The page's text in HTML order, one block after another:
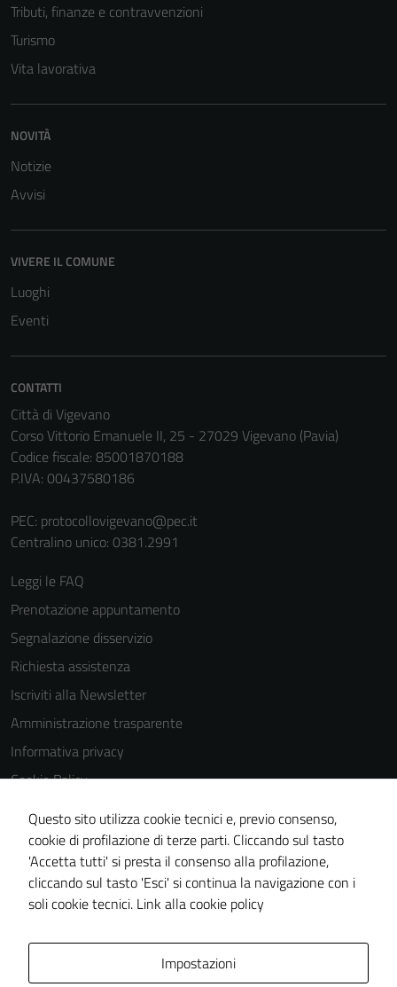
Tributi, finanze e contravvenzioni
Turismo
Vita lavorativa
NOVITÀ
Notizie
Avvisi
VIVERE IL COMUNE
Luoghi
Eventi
CONTATTI
Città di Vigevano
Corso Vittorio Emanuele II, 25 - 27029 Vigevano (Pavia)
Codice fiscale: 85001870188
P.IVA: 00437580186
PEC: protocollovigevano@pec.it
Centralino unico: 0381.2991
Leggi le FAQ
Prenotazione appuntamento
Segnalazione disservizio
Richiesta assistenza
Iscriviti alla Newsletter
Amministrazione trasparente
Informativa privacy
Cookie Policy
Media policy
Note legali
Dichiarazione di accessibilità
Piano di miglioramento del sito
Questo sito utilizza cookie tecnici e, previo consenso,
cookie di profilazione di terze parti. Cliccando sul tasto
'Accetta tutti' si presta il consenso alla profilazione,
cliccando sul tasto 'Esci' si continua la navigazione con i
soli cookie tecnici. Link alla cookie policy
Impostazioni
essere
disabilitati.
Questi cookie
non raccolgono
informazioni